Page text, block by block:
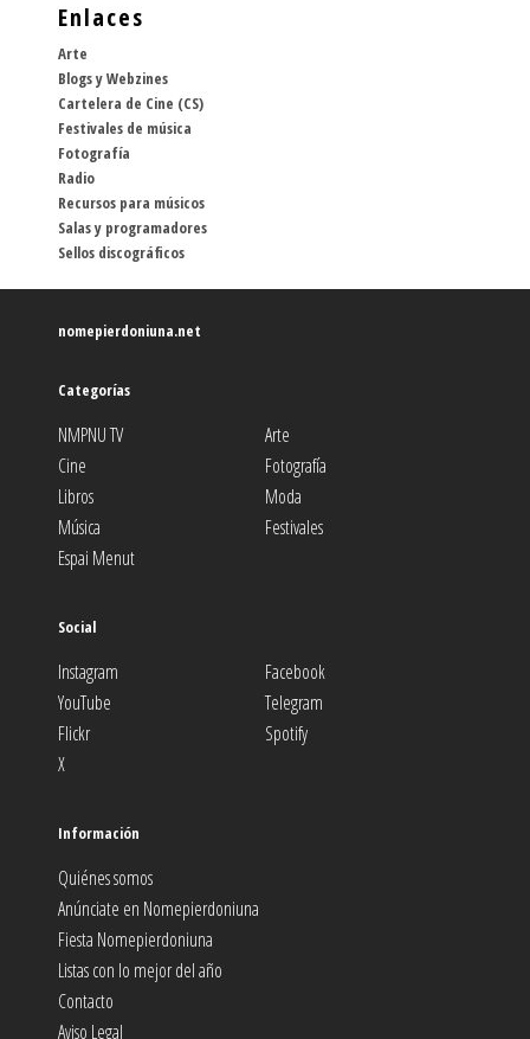
Enlaces
Arte
Blogs y Webzines
Cartelera de Cine (CS)
Festivales de música
Fotografía
Radio
Recursos para músicos
Salas y programadores
Sellos discográficos
nomepierdoniuna.net
Categorías
NMPNU TV
Arte
Cine
Fotografía
Libros
Moda
Música
Festivales
Espai Menut
Social
Instagram
Facebook
YouTube
Telegram
Flickr
Spotify
X
Información
Quiénes somos
Anúnciate en Nomepierdoniuna
Fiesta Nomepierdoniuna
Listas con lo mejor del año
Contacto
Aviso Legal